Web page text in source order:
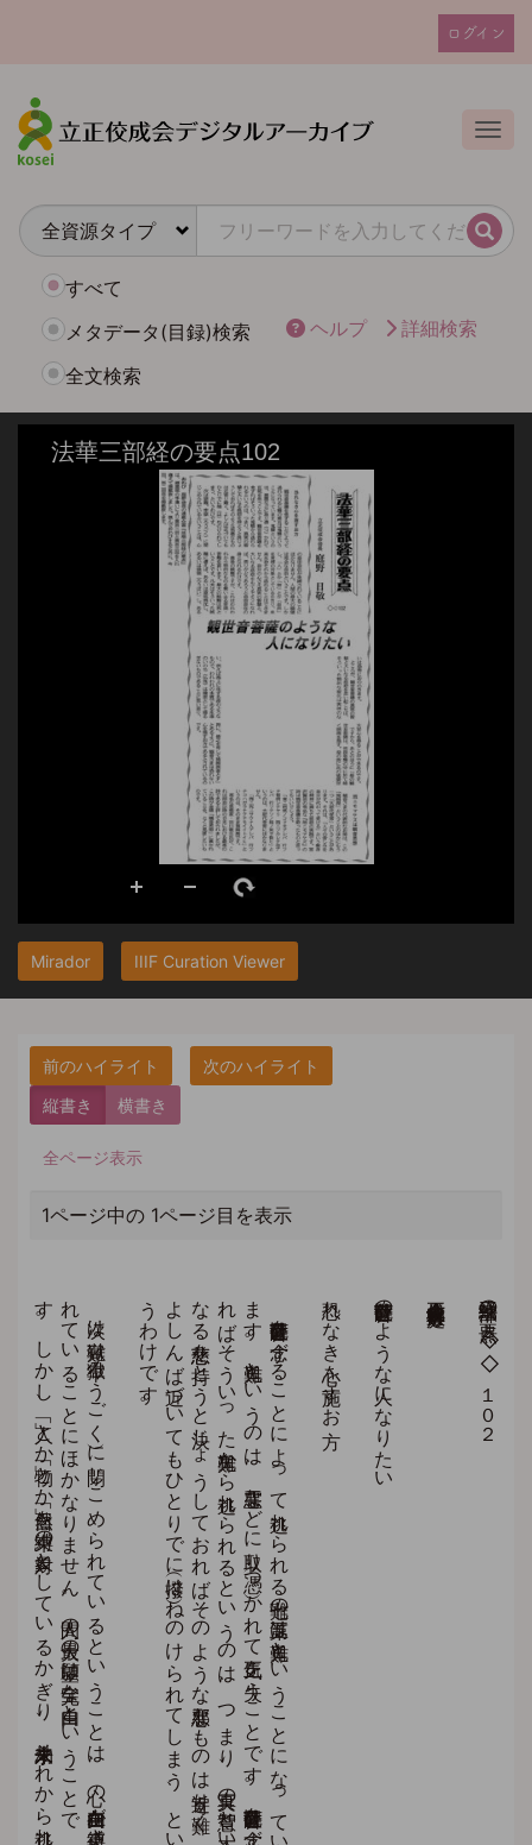
ン
テ
ン
ユ
カ
ウ
ト
ュ
ログイン
検索
すべて
メタデータ(目録)検索
全文検索
ヘルプ 詳細検索
Mirador IIIF Curation Viewer
縦書き 横書き
全ページ表示
1ページ中の 1ページ目を表示
法華三部経の要点 ◇◇１０２
観世音菩薩のような人になりたい
恐れなき心を施すお方
観世音菩薩を
念ず
る
こ
と
に
よ
っ
て
逃れ
ら
れ
る
七難の
第五は
鬼難と
い
う
こ
と
に
な
っ
て
い
ま
す
。
鬼難と
い
う
の
は
、
悪霊な
ど
に
取り
憑（つ
）か
れ
て
正気を
失う
こ
と
で
す
。
観世音菩薩を
念ず
れ
ば
そ
う
い
っ
た
鬼難か
ら
逃れ
ら
れ
る
と
い
う
の
は
、
つ
ま
り
、
真実の
智慧と
大い
な
る
慈悲を
持と
う
と
決じ
ょ
う
し
て
お
れ
ば
そ
の
よ
う
な
邪悪な
も
の
は
近寄り
難く
、
よ
し
ん
ば
近づ
い
て
も
ひ
と
り
で
に
撥（は
）ね
の
け
ら
れ
て
し
ま
う
、
と
い
う
わ
け
で
す
。
次は
獄難。
牢獄（ろ
う
ご
く
）に
閉じ
こ
め
ら
れ
て
い
る
と
い
う
こ
と
は
、
心の
自由自在が
束縛さ
れ
て
い
る
こ
と
に
ほ
か
な
り
ま
せ
ん
。
人間の
最大の
願望は
完全な
自由と
い
う
こ
と
で
す
。
し
か
し
、
「人」と
か
「物」と
か
「自然」を
束縛の
対象と
し
て
い
る
か
ぎ
り
、
未来永劫そ
れ
か
ら
逃れ
る
こ
と
は
で
き
ま
せ
ん
。
自分の
心さ
え
真実の
智慧と
、
大い
な
る
慈悲を
も
て
る
よ
う
に
な
れ
ば
、
周り
が
ど
う
あ
ろ
う
と
自由自在の
身と
な
れ
る
わ
け
で
す